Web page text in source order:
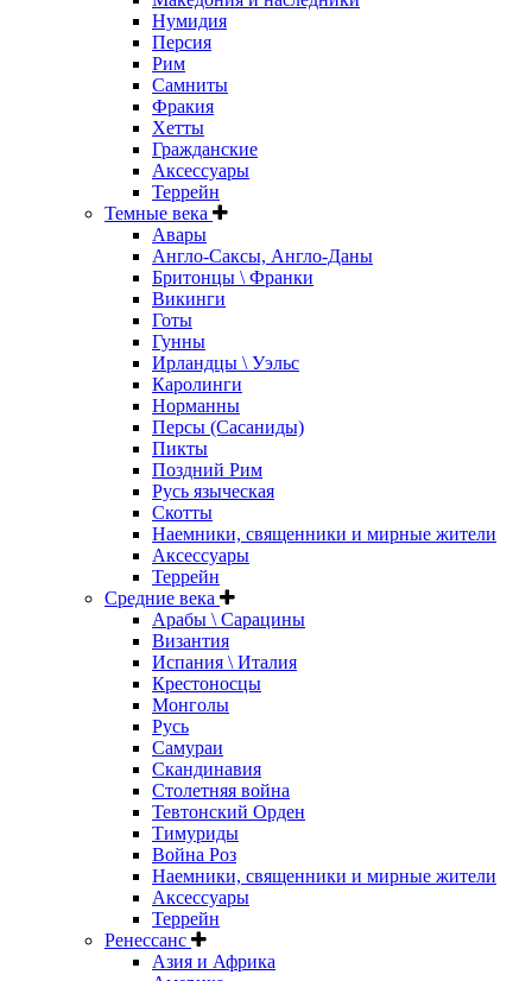
Нумидия
Персия
Рим
Самниты
Фракия
Хетты
Гражданские
Аксессуары
Террейн
Темные века
Авары
Англо-Саксы, Англо-Даны
Бритонцы \ Франки
Викинги
Готы
Гунны
Ирландцы \ Уэльс
Каролинги
Норманны
Персы (Сасаниды)
Пикты
Поздний Рим
Русь языческая
Скотты
Наемники, священники и мирные жители
Аксессуары
Террейн
Средние века
Арабы \ Сарацины
Византия
Испания \ Италия
Крестоносцы
Монголы
Русь
Самураи
Скандинавия
Столетняя война
Тевтонский Орден
Тимуриды
Война Роз
Наемники, священники и мирные жители
Аксессуары
Террейн
Ренессанс
Азия и Африка